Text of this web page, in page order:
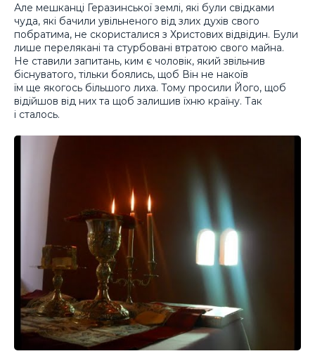
Але мешканці Геразинської землі, які були свідками
чуда, які бачили увільненого від злих духів свого
побратима, не скористалися з Христових відвідин. Були
лише перелякані та стурбовані втратою свого майна.
Не ставили запитань, ким є чоловік, який звільнив
біснуватого, тільки боялись, щоб Він не накоїв
їм ще якогось більшого лиха. Тому просили Його, щоб
відійшов від них та щоб залишив їхню країну. Так
і сталось.